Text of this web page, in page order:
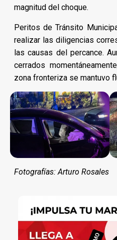
magnitud del choque.
Peritos de Tránsito
realizar las diligencias
las causas del percance.
cerrados
zona fronteriza se mantuvo
Fotografías: Arturo Rosales